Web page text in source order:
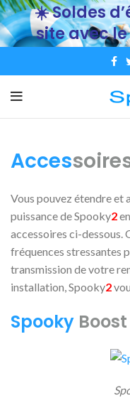
Acces
Vous pouvez étendre et
puissance de Spooky2
accessoires ci-dessous.
fréquences stressantes
transmission de votre
installation, Spooky2
Spooky Boost
☀️ Soldes
site avec